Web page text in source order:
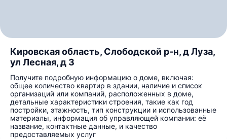
Кировская область, Слободской р-н, д Луза,
ул Лесная, д 3
Получите подробную информацию о доме, включая:
общее количество квартир в здании, наличие и список
организаций или компаний, расположенных в доме,
детальные характеристики строения, такие как год
постройки, этажность, тип конструкции и использованные
материалы, информация об управляющей компании: её
название, контактные данные, и качество
предоставляемых услуг